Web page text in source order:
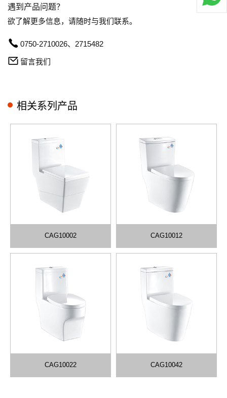
遇到产品问题？
欲了解更多信息，请随时与我们联系。
0750-2710026、2715482
留言我们
相关系列产品
CAG10002 CAG10012
CAG10022 CAG10042